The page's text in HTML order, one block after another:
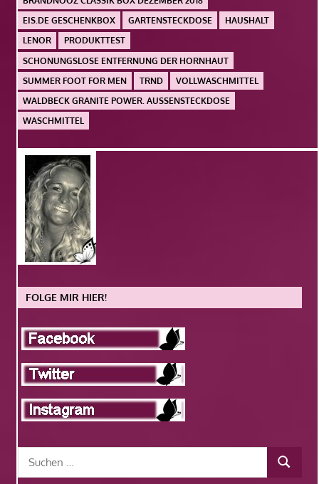
EIS.DE GESCHENKBOX
GARTENSTECKDOSE
HAUSHALT
LENOR
PRODUKTTEST
SCHONUNGSLOSE ENTFERNUNG DER HORNHAUT
SUMMER FOOT FOR MEN
TRND
VOLLWASCHMITTEL
WALDBECK GRANITE POWER. AUSSENSTECKDOSE
WASCHMITTEL
FOLGE MIR HIER!